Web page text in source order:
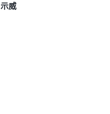
示威